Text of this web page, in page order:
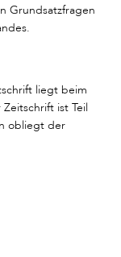
Grundsatzfragen
liegt beim
ist Teil
obliegt der